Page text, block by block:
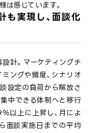
は感じています。
も実現し、面談化
計。マーケティングチ
ングや頻度、シナリオ
設定の負荷から解放さ
中できる体制へと移行
以上に上昇し、月によ
面談実施日までの平均